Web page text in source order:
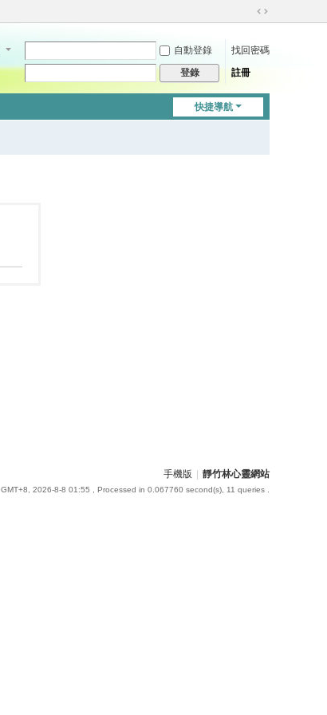
切
到
自動登錄
找回密碼
登錄 註冊
快捷導航
手機版 靜竹林心靈網站
GMT+8, 2026-8-8 01:55 , Processed in 0.067760 second(s), 11 queries .